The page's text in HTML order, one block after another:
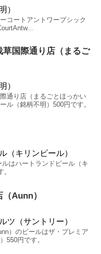
）
コートアントワープシック
草国際通り店（まるご
）
通り店（まるごとほっかい
ル（銘柄不明）500円です。
（キリンビール）
はハートランドビール（キ
Aunn）
ツ（サントリー）
）のビールはザ・プレミア
550円です。